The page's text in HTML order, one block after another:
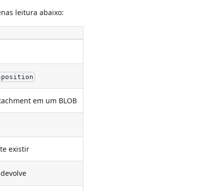
leitura abaixo:
em um BLOB
existir